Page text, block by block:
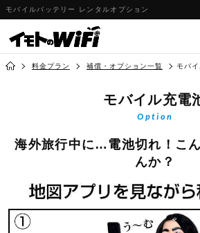
モバイルバッテリー レンタルオプション
料金プラン 補償・オプション一覧 モバ
モバイル充電
Option
海外旅行中に…電池切れ！こ
んか？